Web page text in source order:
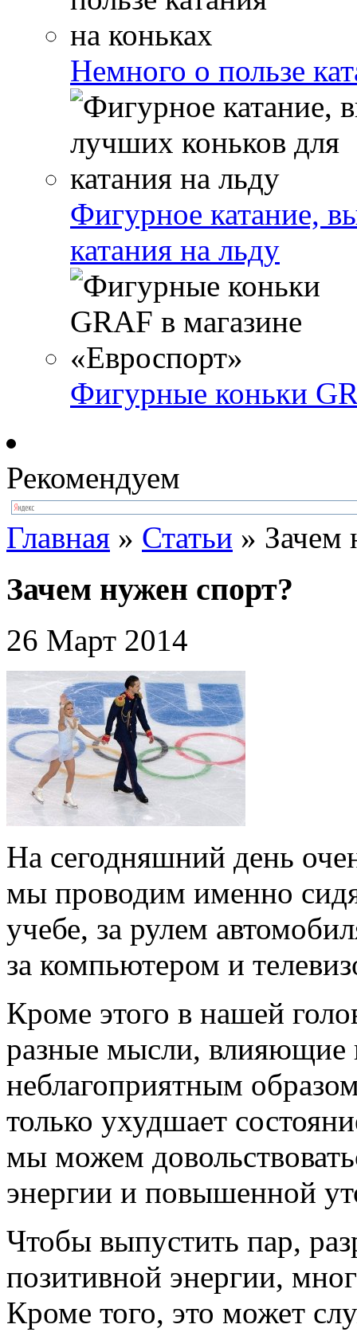
Немного о пользе
Фигурное катание,
катания на льду
Фигурные коньки
Рекомендуем
Главная » Статьи » Зачем
Зачем нужен спорт?
26 Март 2014
На сегодняшний день
мы проводим именно
учебе, за рулем
за компьютером и
Кроме этого в нашей
разные мысли, влияющие
неблагоприятным
только ухудшает
мы можем
энергии и повышенной
Чтобы выпустить пар,
позитивной энергии,
Кроме того, это может